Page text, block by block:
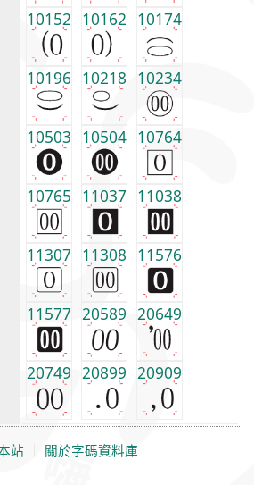
10152 10162 10174
10196 10218 10234
10503 10504 10764
10765 11037 11038
11307 11308 11576
11577 20589 20649
20749 20899 20909
站 關於字碼資料庫